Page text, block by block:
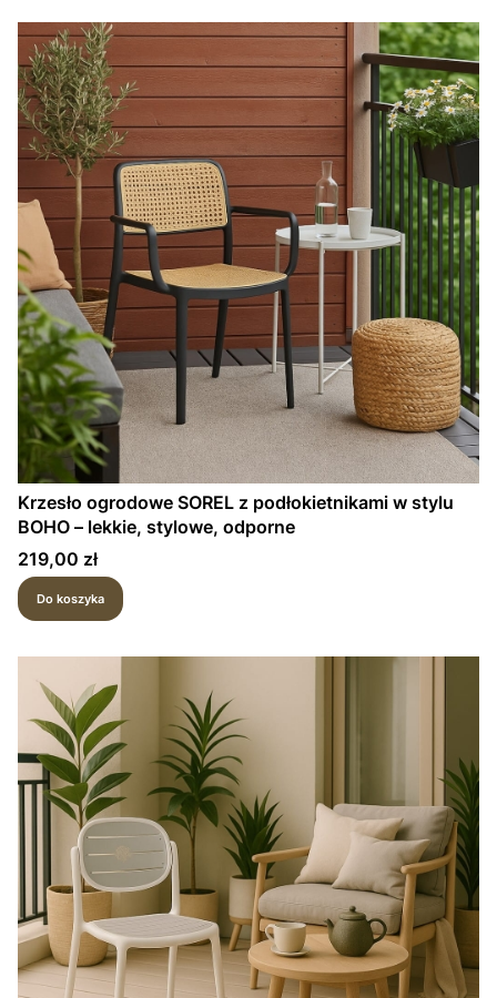
Krzesło ogrodowe SOREL z podłokietnikami w stylu
BOHO – lekkie, stylowe, odporne
Cena
219,00 zł
Do koszyka